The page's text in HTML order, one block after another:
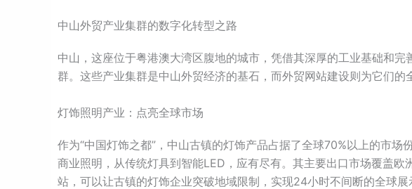
中山外贸产业集群的数字化转型之路
中山，这座位于粤港澳大湾区腹地的城市，凭借其深厚的工业基础和
群。这些产业集群是中山外贸经济的基石，而外贸网站建设则为它们的
灯饰照明产业：点亮全球市场
作为“中国灯饰之都”，中山古镇的灯饰产品占据了全球70%以上的市场
商业照明，从传统灯具到智能LED，应有尽有。其主要出口市场覆盖
站，可以让古镇的灯饰企业突破地域限制，实现24小时不间断的全球展